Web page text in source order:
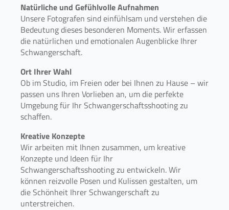
Natürliche und Gefühlvolle Aufnahmen
Unsere Fotografen sind einfühlsam und verstehen die
Bedeutung dieses besonderen Moments. Wir erfassen
die natürlichen und emotionalen Augenblicke Ihrer
Schwangerschaft.
Ort Ihrer Wahl
Ob im Studio, im Freien oder bei Ihnen zu Hause – wir
passen uns Ihren Vorlieben an, um die perfekte
Umgebung für Ihr Schwangerschaftsshooting zu
schaffen.
Kreative Konzepte
Wir arbeiten mit Ihnen zusammen, um kreative
Konzepte und Ideen für Ihr
Schwangerschaftsshooting zu entwickeln. Wir
können reizvolle Posen und Kulissen gestalten, um
die Schönheit Ihrer Schwangerschaft zu
unterstreichen.